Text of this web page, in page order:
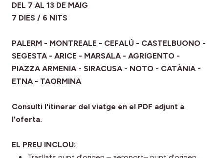
DEL 7 AL 13 DE MAIG
7 DIES / 6 NITS
PALERM - MONTREALE - CEFALÚ - CASTELBUONO -
SEGESTA - ARICE - MARSALA - AGRIGENTO -
PIAZZA ARMENIA - SIRACUSA - NOTO - CATÀNIA -
ETNA - TAORMINA
Consulti l'itinerar del viatge en el PDF adjunt a
l'oferta.
EL PREU INCLOU: